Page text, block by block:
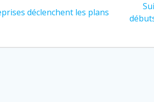
déclenchent les plans